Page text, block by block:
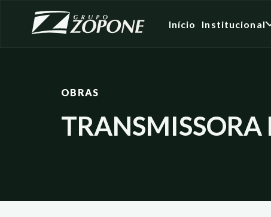
Início Institucional
OBRAS
TRANSMISSORA